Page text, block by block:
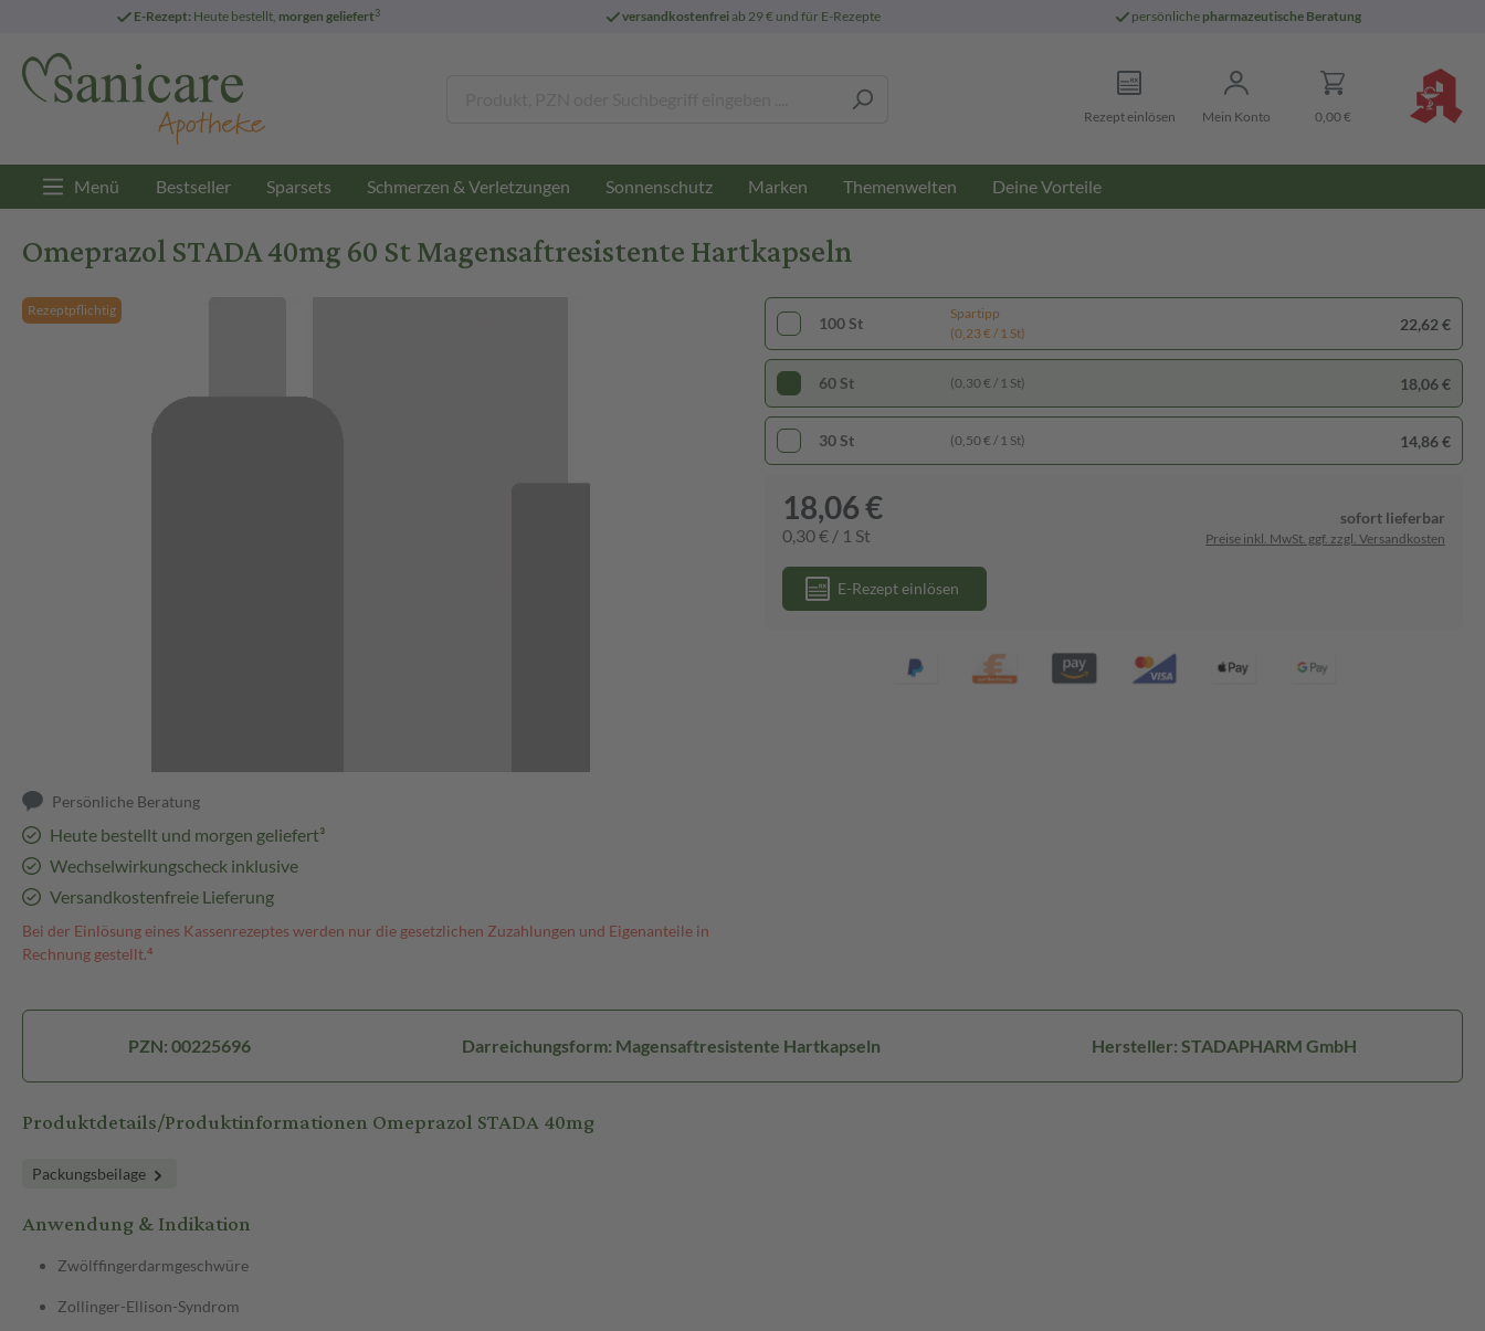
E-Rezept: Heute bestellt, morgen geliefert3 versandkostenfreiab 29 € und für E-Rezepte persönliche pharmazeutische Beratung
Rezept einlösen Mein Konto 0,00 €
Menü Bestseller Sparsets Schmerzen & Verletzungen Sonnenschutz Marken Themenwelten Deine Vorteile
Omeprazol STADA 40mg 60 St Magensaftresistente Hartkapseln
Rezeptpflichtig
Persönliche Beratung
Heute bestellt und morgen geliefert³
Wechselwirkungscheck inklusive
Versandkostenfreie Lieferung
Bei der Einlösung eines Kassenrezeptes werden nur die gesetzlichen Zuzahlungen und Eigenanteile in
Rechnung gestellt.⁴
100 St
Spartipp
(0,23 € / 1 St)
22,62 €
60 St (0,30 € / 1 St) 18,06 €
30 St (0,50 € / 1 St) 14,86 €
18,06 €
0,30 € / 1 St
sofort lieferbar
Preise inkl. MwSt. ggf. zzgl. Versandkosten
E-Rezept einlösen
PZN: 00225696 Darreichungsform: Magensaftresistente Hartkapseln Hersteller: STADAPHARM GmbH
Produktdetails/Produktinformationen Omeprazol STADA 40mg
Packungsbeilage
Anwendung & Indikation
Zwölffingerdarmgeschwüre
Zollinger-Ellison-Syndrom